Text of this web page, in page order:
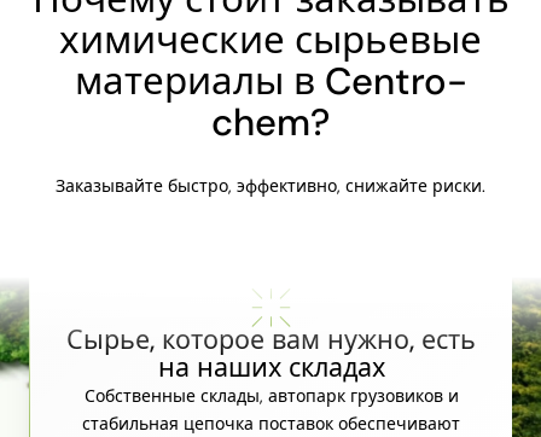
химические сырьевые
материалы в Centro-
chem?
Заказывайте быстро, эффективно, снижайте риски.
Сырье, которое вам нужно, есть
на наших складах
Собственные склады, автопарк грузовиков и
стабильная цепочка поставок обеспечивают